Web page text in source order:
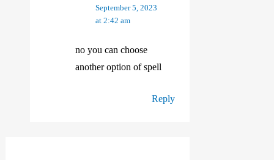
September 5, 2023
at 2:42 am
no you can choose
another option of spell
Reply